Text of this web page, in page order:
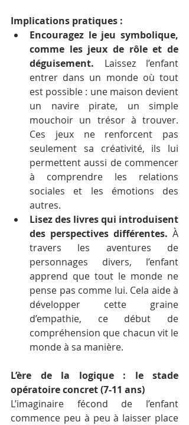
Implications pratiques :
Encouragez le jeu symbolique,
comme les jeux de rôle et de
déguisement. Laissez l’enfant
entrer dans un monde où tout
est possible : une maison devient
un navire pirate, un simple
mouchoir un trésor à trouver.
Ces jeux ne renforcent pas
seulement sa créativité, ils lui
permettent aussi de commencer
à comprendre les relations
sociales et les émotions des
autres.
Lisez des livres qui introduisent
des perspectives différentes. À
travers les aventures de
personnages divers, l’enfant
apprend que tout le monde ne
pense pas comme lui. Cela aide à
développer cette graine
d’empathie, ce début de
compréhension que chacun vit le
monde à sa manière.
L’ère de la logique : le stade
opératoire concret (7-11 ans)
L’imaginaire fécond de l’enfant
commence peu à peu à laisser place